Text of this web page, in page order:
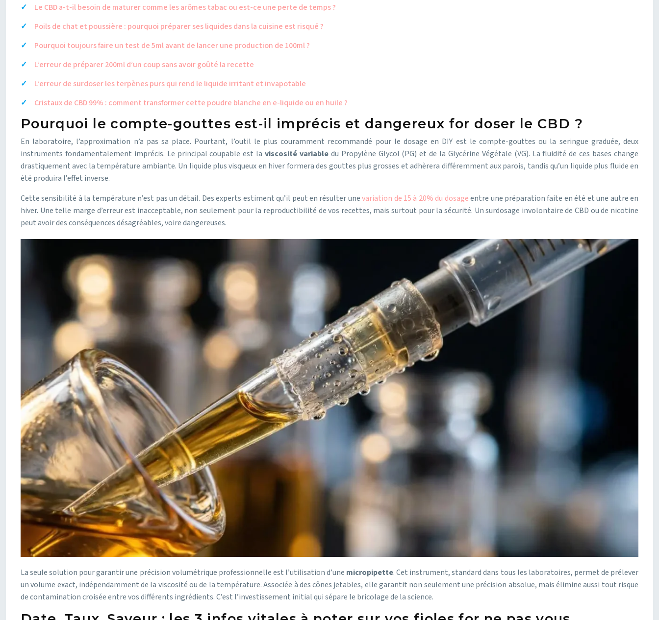
Le CBD a-t-il besoin de maturer comme les arômes tabac ou est-ce une perte de temps ?
Poils de chat et poussière : pourquoi préparer ses liquides dans la cuisine est risqué ?
Pourquoi toujours faire un test de 5ml avant de lancer une production de 100ml ?
L’erreur de préparer 200ml d’un coup sans avoir goûté la recette
L’erreur de surdoser les terpènes purs qui rend le liquide irritant et invapotable
Cristaux de CBD 99% : comment transformer cette poudre blanche en e-liquide ou en huile ?
Pourquoi le compte-gouttes est-il imprécis et dangereux for doser le CBD ?
En laboratoire, l’approximation n’a pas sa place. Pourtant, l’outil le plus couramment recommandé pour le dosage en DIY est le compte-gouttes ou la seringue graduée, deux
instruments fondamentalement imprécis. Le principal coupable est laviscosité variabledu Propylène Glycol (PG) et de la Glycérine Végétale (VG). La fluidité de ces bases change
drastiquement avec la température ambiante. Un liquide plus visqueux en hiver formera des gouttes plus grosses et adhèrera différemment aux parois, tandis qu’un liquide plus fluide en
été produira l’effet inverse.
Cette sensibilité à la température n’est pas un détail. Des experts estiment qu’il peut en résulter unevariation de 15 à 20% du dosageentre une préparation faite en été et une autre en
hiver. Une telle marge d’erreur est inacceptable, non seulement pour la reproductibilité de vos recettes, mais surtout pour la sécurité. Un surdosage involontaire de CBD ou de nicotine
peut avoir des conséquences désagréables, voire dangereuses.
La seule solution pour garantir une précision volumétrique professionnelle est l’utilisation d’une micropipette. Cet instrument, standard dans tous les laboratoires, permet de prélever
un volume exact, indépendamment de la viscosité ou de la température. Associée à des cônes jetables, elle garantit non seulement une précision absolue, mais élimine aussi tout risque
de contamination croisée entre vos différents ingrédients. C’est l’investissement initial qui sépare le bricolage de la science.